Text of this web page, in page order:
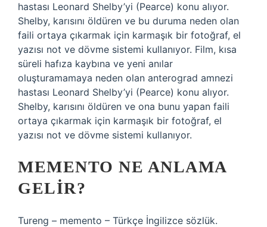
hastası Leonard Shelby’yi (Pearce) konu alıyor.
Shelby, karısını öldüren ve bu duruma neden olan
faili ortaya çıkarmak için karmaşık bir fotoğraf, el
yazısı not ve dövme sistemi kullanıyor. Film, kısa
süreli hafıza kaybına ve yeni anılar
oluşturamamaya neden olan anterograd amnezi
hastası Leonard Shelby’yi (Pearce) konu alıyor.
Shelby, karısını öldüren ve ona bunu yapan faili
ortaya çıkarmak için karmaşık bir fotoğraf, el
yazısı not ve dövme sistemi kullanıyor.
MEMENTO NE ANLAMA
GELIR?
Tureng – memento – Türkçe İngilizce sözlük.